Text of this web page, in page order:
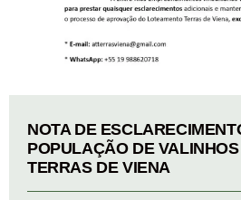
NOTA DE
POPULAÇÃO DE
TERRAS DE VIENA